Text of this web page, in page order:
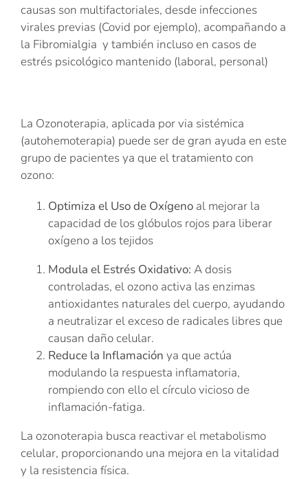
causas son multifactoriales, desde infecciones
virales previas (Covid por ejemplo), acompañando a
la Fibromialgia y también incluso en casos de
estrés psicológico mantenido (laboral, personal)
La Ozonoterapia, aplicada por via sistémica
(autohemoterapia) puede ser de gran ayuda en este
grupo de pacientes ya que el tratamiento con
ozono:
Optimiza el Uso de Oxígeno al mejorar la
capacidad de los glóbulos rojos para liberar
oxígeno a los tejidos
Modula el Estrés Oxidativo: A dosis
controladas, el ozono activa las enzimas
antioxidantes naturales del cuerpo, ayudando
a neutralizar el exceso de radicales libres que
causan daño celular.
Reduce la Inflamación ya que actúa
modulando la respuesta inflamatoria,
rompiendo con ello el círculo vicioso de
inflamación-fatiga.
La ozonoterapia busca reactivar el metabolismo
celular, proporcionando una mejora en la vitalidad
y la resistencia física.